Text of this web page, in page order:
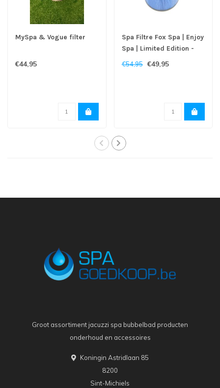
MySpa & Vogue filter
€44,95
Spa Filtre Fox Spa | Enjoy
Spa | Limited Edition -
Copy
€54,95 €49,95
Groot assortiment jacuzzi spa bubbelbad producten
onderhoud en accessoires
Koningin Astridlaan 85
8200
Sint-Michiels